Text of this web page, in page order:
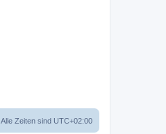
Alle Zeiten sind UTC+02:00